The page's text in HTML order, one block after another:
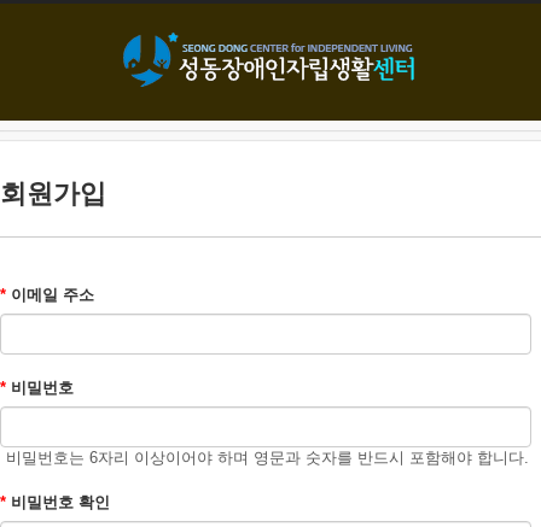
회원가입
* 이메일 주소
* 비밀번호
비밀번호는 6자리 이상이어야 하며 영문과 숫자를 반드시 포함해야 합니다.
* 비밀번호 확인